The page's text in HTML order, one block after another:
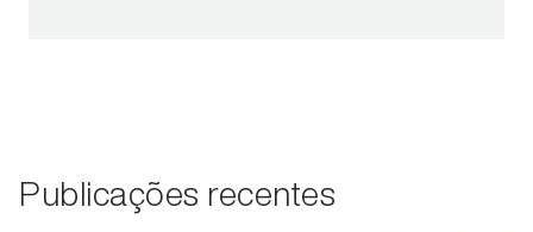
Publicações recentes